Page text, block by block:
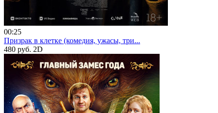
00:25
Призрак в клетке (комедия, ужасы, три...
480 руб. 2D